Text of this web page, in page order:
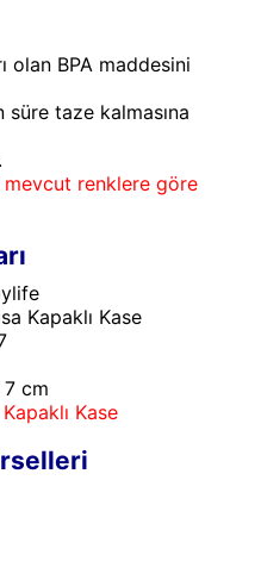
olan BPA maddesini
süre taze kalmasına
mevcut renklere göre
Kapaklı Kase
7 cm
Kase